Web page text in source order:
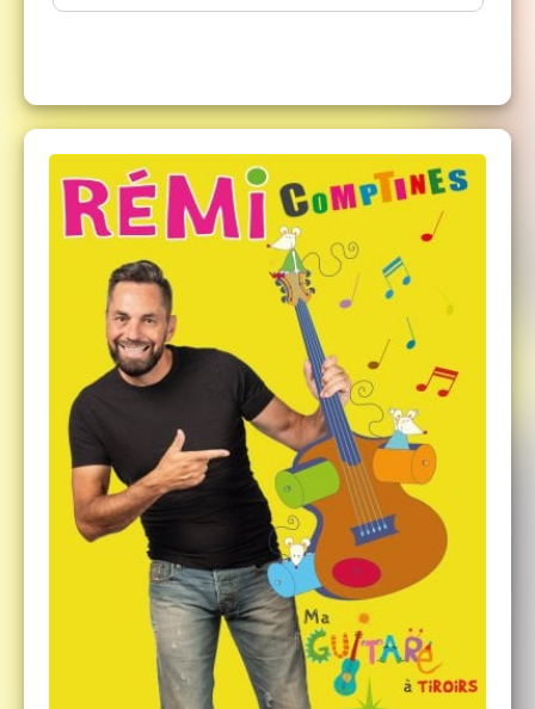
platine et deux disques d'or à son actif, il est l'artiste
A savoir :le spectacle est en configuration assise. Les
places sont payantes pour les enfants à partir de 1 an.
Les plus jeunes bébés, de la naissance à 11 mois, sont
bien sûr les bienvenus (réservez un billet gratuit, un
justificatif vous sera demandé à l'entrée).